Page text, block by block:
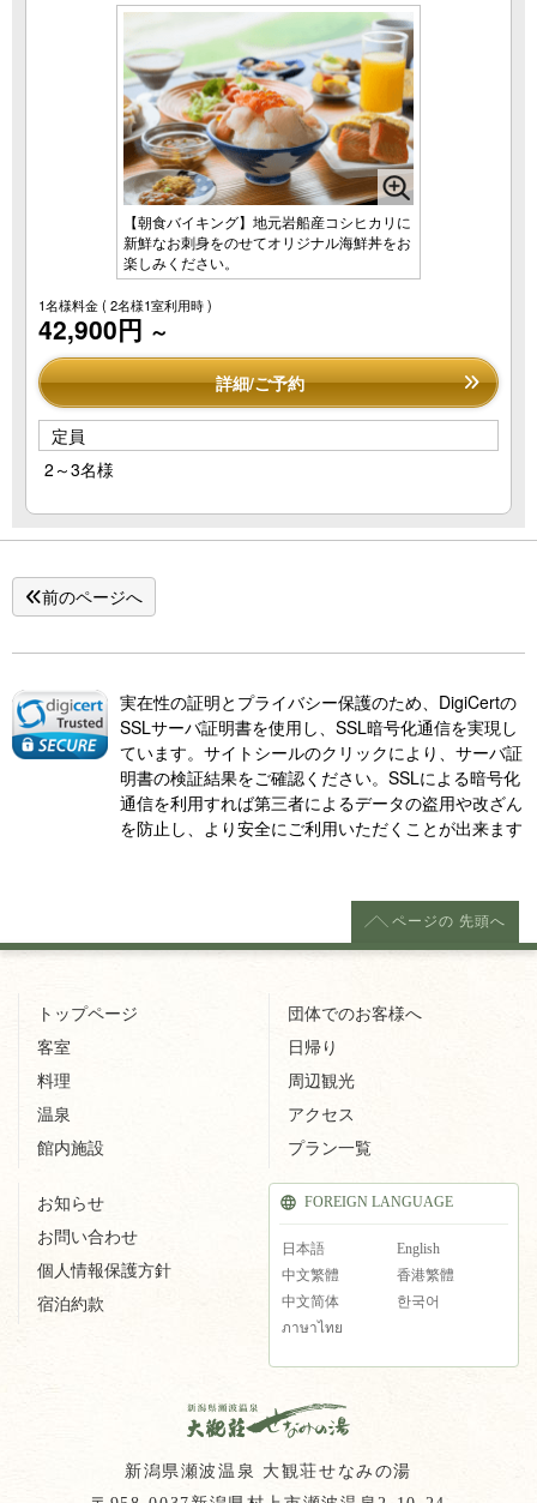
【朝食バイキング】地元岩船産コシヒカリに
新鮮なお刺身をのせてオリジナル海鮮丼をお
楽しみください。
1名様料金( 2名様1室利用時 )
42,900円 ～
詳細/ご予約
定員
2～3名様
前のページへ
実在性の証明とプライバシー保護のため、DigiCertの
SSLサーバ証明書を使用し、SSL暗号化通信を実現し
ています。サイトシールのクリックにより、サーバ証
明書の検証結果をご確認ください。SSLによる暗号化
通信を利用すれば第三者によるデータの盗用や改ざん
を防止し、より安全にご利用いただくことが出来ます
ページの 先頭へ
新潟県瀬波温泉 大観荘せなみの湯
トップページ
客室
料理
温泉
館内施設
団体でのお客様へ
日帰り
周辺観光
アクセス
プラン一覧
お知らせ
お問い合わせ
個人情報保護方針
宿泊約款
FOREIGN LANGUAGE
日本語
English
中文繁體
香港繁體
中文简体
한국어
ภาษาไทย